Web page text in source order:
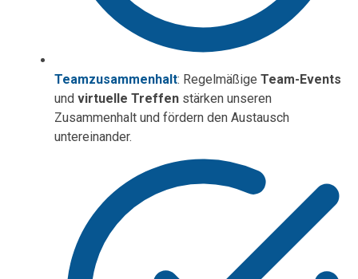
Teamzusammenhalt: Regelmäßige Team-Events
und virtuelle Treffen stärken unseren
Zusammenhalt und fördern den Austausch
untereinander.